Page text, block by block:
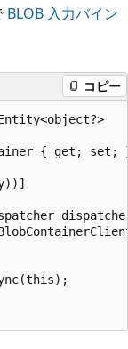
BLOB 入力バイン
コピー
{ get; set;